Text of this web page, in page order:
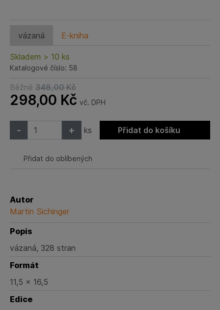
vázaná E-kniha
Skladem > 10 ks
Katalogové číslo: 58
Běžně 348,00 Kč
298,00 Kč vč. DPH
- + ks Přidat do košíku
Přidat do oblíbených
Autor
Martin Sichinger
Popis
vázaná, 328 stran
Formát
11,5 x 16,5
Edice